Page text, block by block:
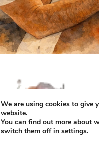
We are using cookies to give
website.
You can find out more about
switch them off in settings.